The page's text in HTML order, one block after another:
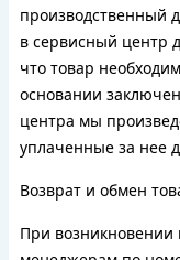
производственный
в сервисный центр
что товар
основании
центра мы
уплаченные за нее
Возврат и обмен
При